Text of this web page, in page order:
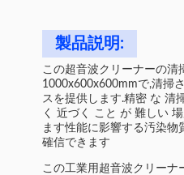
製品説明:
この超音波クリーナーの清
1000x600x600mmで,清掃
スを提供します.精密 な 清
く 近づく こと が 難しい
ます性能に影響する汚染物
確信できます
この工業用超音波クリーナ